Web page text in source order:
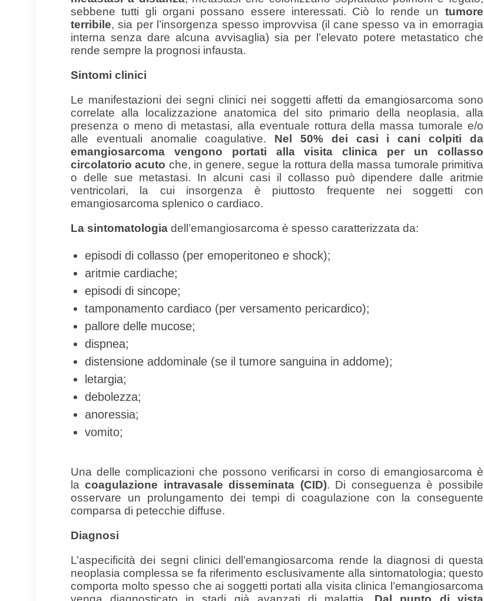
sebbene tutti gli organi possano essere interessati. Ciò lo rende un tumore
terribile, sia per l’insorgenza spesso improvvisa (il cane spesso va in emorragia
interna senza dare alcuna avvisaglia) sia per l’elevato potere metastatico che
rende sempre la prognosi infausta.
Sintomi clinici
Le manifestazioni dei segni clinici nei soggetti affetti da emangiosarcoma sono
correlate alla localizzazione anatomica del sito primario della neoplasia, alla
presenza o meno di metastasi, alla eventuale rottura della massa tumorale e/o
alle eventuali anomalie coagulative. Nel 50% dei casi i cani colpiti da
emangiosarcoma vengono portati alla visita clinica per un collasso
circolatorio acuto che, in genere, segue la rottura della massa tumorale primitiva
o delle sue metastasi. In alcuni casi il collasso può dipendere dalle aritmie
ventricolari, la cui insorgenza è piuttosto frequente nei soggetti con
emangiosarcoma splenico o cardiaco.
La sintomatologia dell’emangiosarcoma è spesso caratterizzata da:
episodi di collasso (per emoperitoneo e shock);
aritmie cardiache;
episodi di sincope;
tamponamento cardiaco (per versamento pericardico);
pallore delle mucose;
dispnea;
distensione addominale (se il tumore sanguina in addome);
letargia;
debolezza;
anoressia;
vomito;
Una delle complicazioni che possono verificarsi in corso di emangiosarcoma è
lacoagulazione intravasale disseminata (CID). Di conseguenza è possibile
osservare un prolungamento dei tempi di coagulazione con la conseguente
comparsa di petecchie diffuse.
Diagnosi
L’aspecificità dei segni clinici dell’emangiosarcoma rende la diagnosi di questa
neoplasia complessa se fa riferimento esclusivamente alla sintomatologia; questo
comporta molto spesso che ai soggetti portati alla visita clinica l’emangiosarcoma